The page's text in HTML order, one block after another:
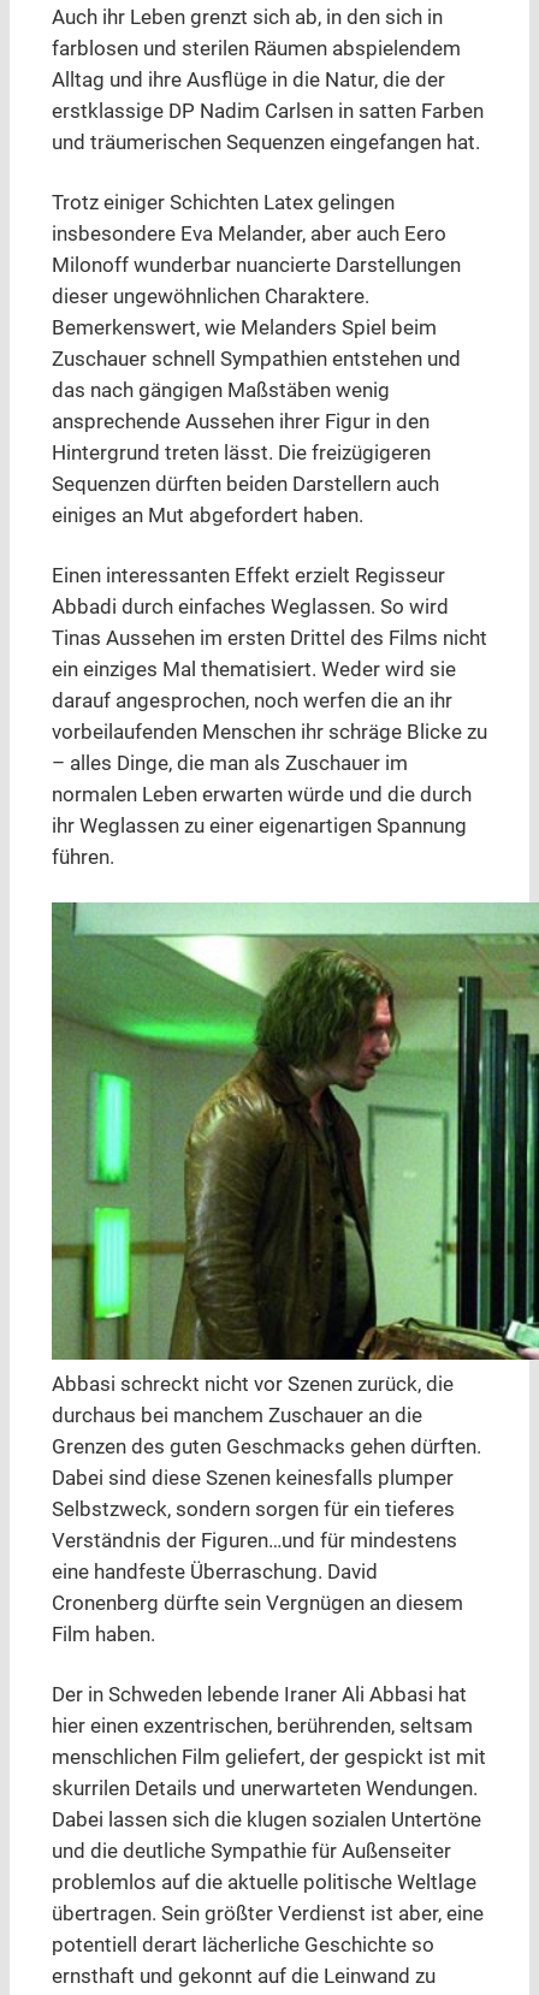
Auch ihr Leben grenzt sich ab, in den sich in
farblosen und sterilen Räumen abspielendem
Alltag und ihre Ausflüge in die Natur, die der
erstklassige DP Nadim Carlsen in satten Farben
und träumerischen Sequenzen eingefangen hat.
Trotz einiger Schichten Latex gelingen
insbesondere Eva Melander, aber auch Eero
Milonoff wunderbar nuancierte Darstellungen
dieser ungewöhnlichen Charaktere.
Bemerkenswert, wie Melanders Spiel beim
Zuschauer schnell Sympathien entstehen und
das nach gängigen Maßstäben wenig
ansprechende Aussehen ihrer Figur in den
Hintergrund treten lässt. Die freizügigeren
Sequenzen dürften beiden Darstellern auch
einiges an Mut abgefordert haben.
Einen interessanten Effekt erzielt Regisseur
Abbadi durch einfaches Weglassen. So wird
Tinas Aussehen im ersten Drittel des Films nicht
ein einziges Mal thematisiert. Weder wird sie
darauf angesprochen, noch werfen die an ihr
vorbeilaufenden Menschen ihr schräge Blicke zu
– alles Dinge, die man als Zuschauer im
normalen Leben erwarten würde und die durch
ihr Weglassen zu einer eigenartigen Spannung
führen.
Abbasi schreckt nicht vor Szenen zurück, die
durchaus bei manchem Zuschauer an die
Grenzen des guten Geschmacks gehen dürften.
Dabei sind diese Szenen keinesfalls plumper
Selbstzweck, sondern sorgen für ein tieferes
Verständnis der Figuren…und für mindestens
eine handfeste Überraschung. David
Cronenberg dürfte sein Vergnügen an diesem
Film haben.
Der in Schweden lebende Iraner Ali Abbasi hat
hier einen exzentrischen, berührenden, seltsam
menschlichen Film geliefert, der gespickt ist mit
skurrilen Details und unerwarteten Wendungen.
Dabei lassen sich die klugen sozialen Untertöne
und die deutliche Sympathie für Außenseiter
problemlos auf die aktuelle politische Weltlage
übertragen. Sein größter Verdienst ist aber, eine
potentiell derart lächerliche Geschichte so
ernsthaft und gekonnt auf die Leinwand zu